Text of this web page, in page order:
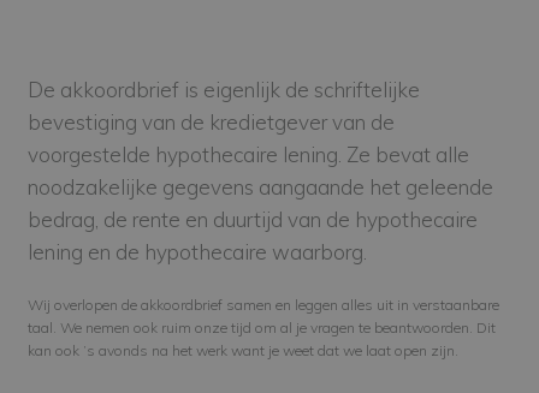
De akkoordbrief is eigenlijk de schriftelijke
bevestiging van de kredietgever van de
voorgestelde hypothecaire lening. Ze bevat alle
noodzakelijke gegevens aangaande het geleende
bedrag, de rente en duurtijd van de hypothecaire
lening en de hypothecaire waarborg.
Wij overlopen de akkoordbrief samen en leggen alles uit in verstaanbare
taal. We nemen ook ruim onze tijd om al je vragen te beantwoorden. Dit
kan ook ’s avonds na het werk want je weet dat we laat open zijn.